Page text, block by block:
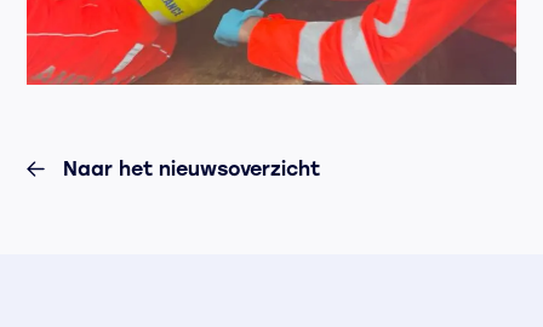
Naar het nieuwsoverzicht